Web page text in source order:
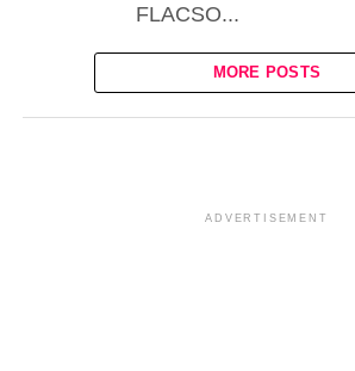
FLACSO...
MORE POSTS
ADVERTISEMENT